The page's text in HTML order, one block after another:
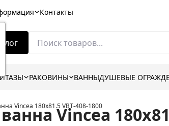
Контакты
РАКОВИНЫ ВАННЫДУШЕВЫЕ
Vincea 180x81.5 VBT-408-1800
Vincea